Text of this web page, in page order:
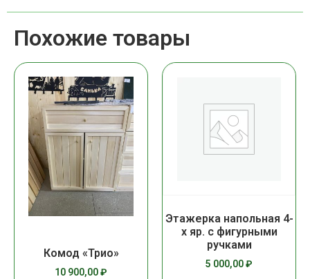
Похожие товары
Комод «Трио»
10 900,00₽
Этажерка напольная 4-
х яр. с фигурными
ручками
5 000,00₽